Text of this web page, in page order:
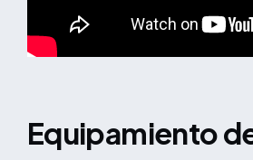
equipamiento